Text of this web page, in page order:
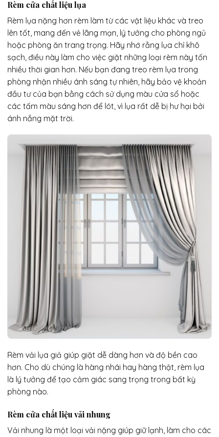
Rèm cửa chất liệu lụa
Rèm lụa nặng hơn rèm làm từ các vật liệu khác và treo
lên tốt, mang đến vẻ lãng mạn, lý tưởng cho phòng ngủ
hoặc phòng ăn trang trọng. Hãy nhớ rằng lụa chỉ khô
sạch, điều này làm cho việc giặt những loại rèm này tốn
nhiều thời gian hơn. Nếu bạn đang treo rèm lụa trong
phòng nhận nhiều ánh sáng tự nhiên, hãy bảo vệ khoản
đầu tư của bạn bằng cách sử dụng màu cửa sổ hoặc
các tấm màu sáng hơn để lót, vì lụa rất dễ bị hư hại bởi
ánh nắng mặt trời.
Rèm vải lụa giả giúp giặt dễ dàng hơn và độ bền cao
hơn. Cho dù chúng là hàng nhái hay hàng thật, rèm lụa
là lý tưởng để tạo cảm giác sang trọng trong bất kỳ
phòng nào.
Rèm cửa chất liệu vải nhung
Vải nhung là một loại vải nặng giúp giữ lạnh, làm cho các